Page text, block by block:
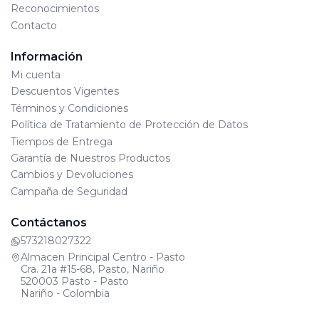
Reconocimientos
Contacto
Información
Mi cuenta
Descuentos Vigentes
Términos y Condiciones
Política de Tratamiento de Protección de Datos
Tiempos de Entrega
Garantía de Nuestros Productos
Cambios y Devoluciones
Campaña de Seguridad
Contáctanos
573218027322
Almacen Principal Centro - Pasto
Cra. 21a #15-68, Pasto, Nariño
520003 Pasto - Pasto
Nariño - Colombia